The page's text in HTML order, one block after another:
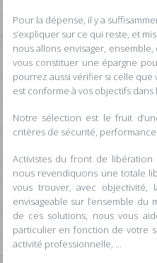
Pour la dépense, il y a
s’expliquer sur ce qui reste, et m
nous allons envisager,
vous constituer une épargne
pourrez aussi vérifier si celle
est conforme à vos objectifs dans
Notre sélection est le fruit
critères de sécurité,
Activistes du front de libération
nous revendiquons une totale
vous trouver, avec objectivité,
envisageable sur l’ensemble
de ces solutions, nous vous
particulier en fonction de votre
activité professionnelle, …